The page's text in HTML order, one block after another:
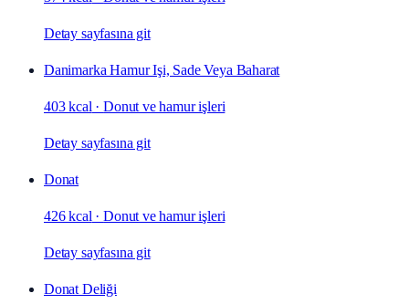
Detay sayfasına git
Danimarka Hamur Işi, Sade Veya Baharat
403 kcal ·Donut ve hamur işleri
Detay sayfasına git
Donat
426 kcal ·Donut ve hamur işleri
Detay sayfasına git
Donat Deliği